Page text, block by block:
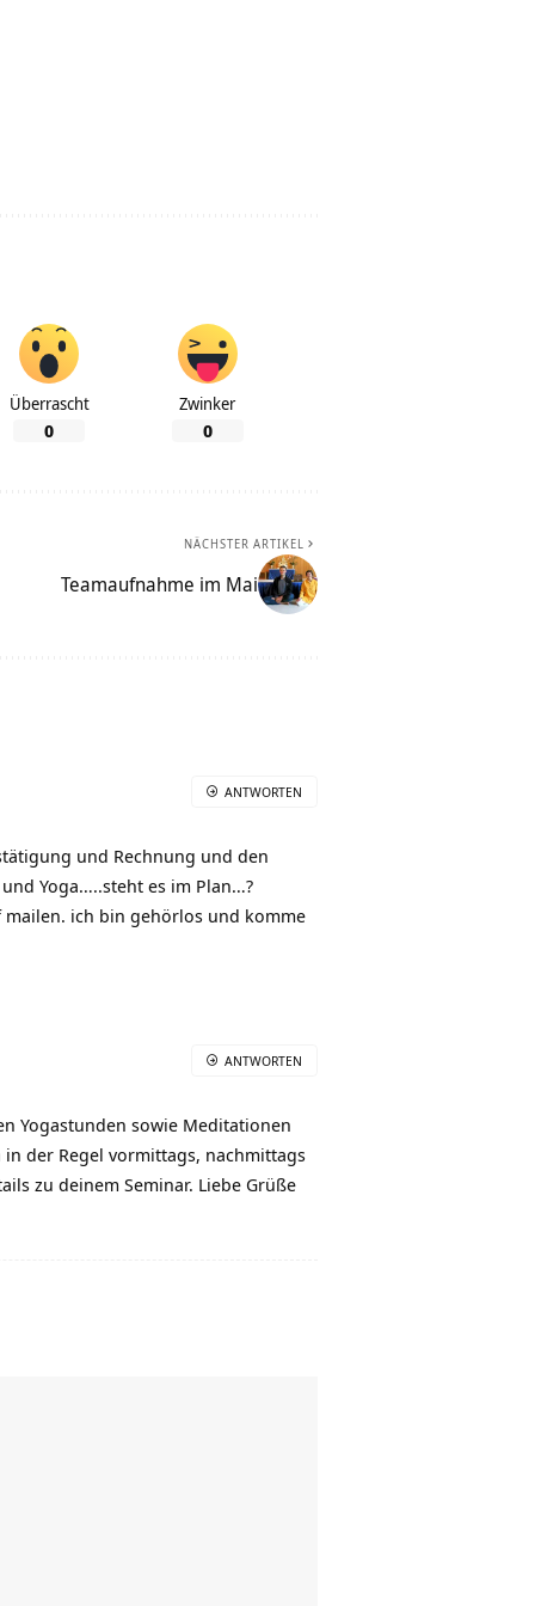
Überrascht
0
Zwinker
0
NÄCHSTER ARTIKEL
Teamaufnahme im Mai
und Rechnung und den
Yoga…..steht es im Plan…?
mailen. ich bin gehörlos und komme
ANTWORTEN
Yogastunden sowie Meditationen
der Regel vormittags, nachmittags
zu deinem Seminar. Liebe Grüße
ANTWORTEN